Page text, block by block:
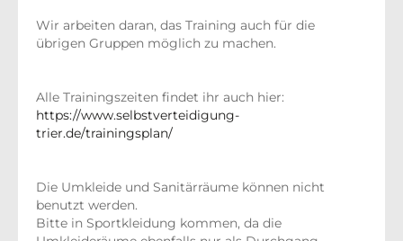
Wir arbeiten daran, das Training auch für die
übrigen Gruppen möglich zu machen.
Alle Trainingszeiten findet ihr auch hier:
https://www.selbstverteidigung-
trier.de/trainingsplan/
Die Umkleide und Sanitärräume können nicht
benutzt werden.
Bitte in Sportkleidung kommen, da die